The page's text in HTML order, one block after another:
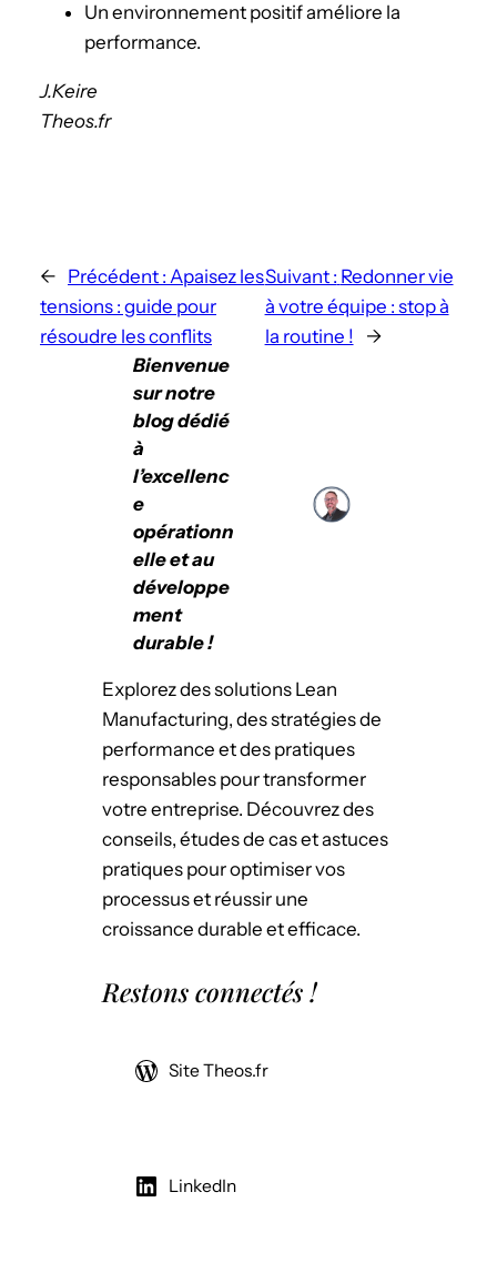
Un environnement positif améliore la
performance.
J.Keire
Theos.fr
← Précédent : Apaisez les
tensions : guide pour
résoudre les conflits
Suivant : Redonner vie
à votre équipe : stop à
la routine !
→
Bienvenue
sur notre
blog dédié
à
l’excellenc
e
opérationn
elle et au
développe
ment
durable !
Explorez des solutions Lean
Manufacturing, des stratégies de
performance et des pratiques
responsables pour transformer
votre entreprise. Découvrez des
conseils, études de cas et astuces
pratiques pour optimiser vos
processus et réussir une
croissance durable et efficace.
Restons connectés !
Site Theos.fr
LinkedIn